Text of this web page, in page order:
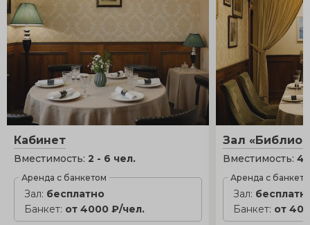
Кабинет
Вместимость: 2 - 6 чел.
Аренда с банкетом
Зал: бесплатно
Банкет: от 4000 ₽/чел.
Зал
Вместимость:4
Аренда с
Зал:
Банкет: от